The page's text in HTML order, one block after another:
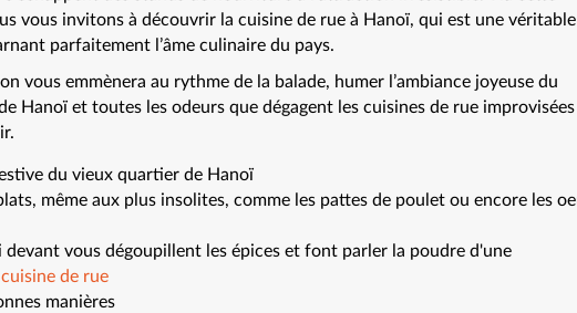
vous invitons à découvrir la cuisine de rue à Hanoï, qui est une véritable
parfaitement l’âme culinaire du pays.
vous emmènera au rythme de la balade, humer l’ambiance joyeuse du
Hanoï et toutes les odeurs que dégagent les cuisines de rue improvisées
du vieux quartier de Hanoï
même aux plus insolites, comme les pattes de poulet ou encore les
devant vous dégoupillent les épices et font parler la poudre d'une
cuisine de rue
manières